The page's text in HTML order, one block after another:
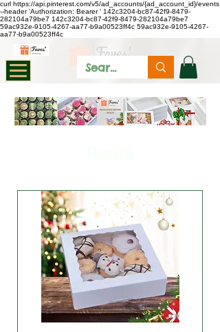
curl https://api.pinterest.com/v5/ad_accounts/{ad_account_id}/events
--header 'Authorization: Bearer' 142c3204-bc87-42f9-8479-
282104a79be7 142c3204-bc87-42f9-8479-282104a79be7
59ac932e-9105-4267-aa77-b9a00523ff4c 59ac932e-9105-4267-
aa77-b9a00523ff4c